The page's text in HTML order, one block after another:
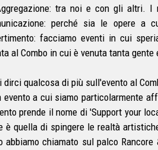
tra noi e con gli altri. I
perché sia le opere a
facciamo eventi in cui
al Combo in cui è venuta tanta
dirci qualcosa di più sull'evento al
evento a cui siamo particolarmente
prende il nome di 'Support your
è quella di spingere le realtà
abbiamo chiamato sul palco